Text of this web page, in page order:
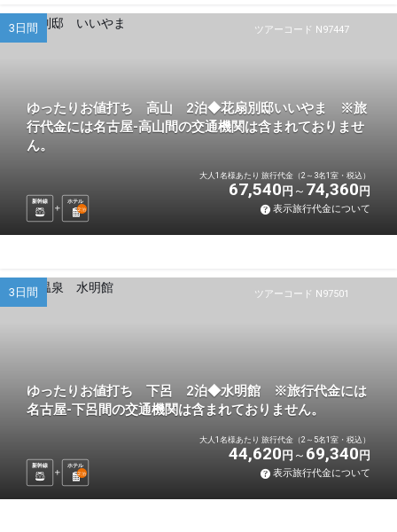
ツアーコード N97447
3日間
ゆったりお値打ち 高山 2泊◆花扇別邸いいやま ※旅
行代金には名古屋-高山間の交通機関は含まれておりませ
ん。
新幹線
ホテル
2泊
大人1名様あたり 旅行代金（2～3名1室・税込）
67,540 円 74,360 円
表示旅行代金について
ツアーコード N97501
3日間
ゆったりお値打ち 下呂 2泊◆水明館 ※旅行代金には
名古屋-下呂間の交通機関は含まれておりません。
新幹線
ホテル
2泊
大人1名様あたり 旅行代金（2～5名1室・税込）
44,620 円 69,340 円
表示旅行代金について